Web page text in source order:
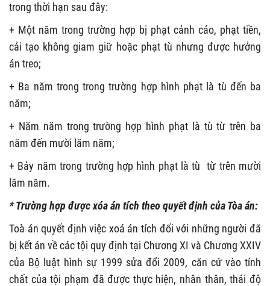
trong thời hạn sau đây:
+ Một năm trong trường hợp bị phạt cảnh cáo, phạt tiền,
cải tạo không giam giữ hoặc phạt tù nhưng được hưởng
án treo;
+ Ba năm trong trong trường hợp hình phạt là tù đến ba
năm;
+ Năm năm trong trường hợp hình phạt là tù từ trên ba
năm đến mười lăm năm;
+ Bảy năm trong trường hợp hình phạt là tù từ trên mười
lăm năm.
* Trường hợp được xóa án tích theo quyết định của Tòa án:
Toà án quyết định việc xoá án tích đối với những người đã
bị kết án về các tội quy định tại Chương XI và Chương XXIV
của Bộ luật hình sự 1999 sửa đổi 2009, căn cứ vào tính
chất của tội phạm đã được thực hiện, nhân thân, thái độ